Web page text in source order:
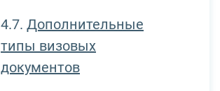
Дополнительные
типы визовых
документов